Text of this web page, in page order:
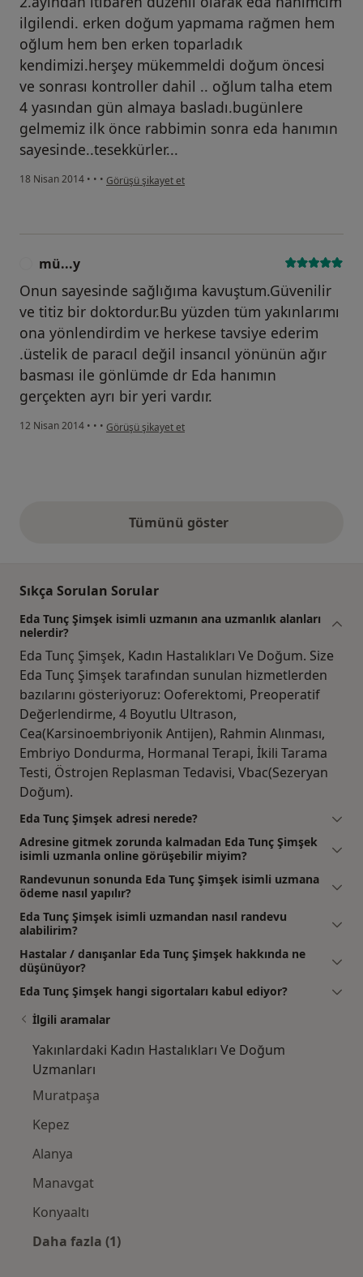
ilgilendi. erken doğum yapmama rağmen hem
oğlum hem ben erken toparladık
kendimizi.herşey mükemmeldi doğum öncesi
ve sonrası kontroller dahil .. oğlum talha etem
4 yasından gün almaya basladı.bugünlere
gelmemiz ilk önce rabbimin sonra eda hanımın
sayesinde..tesekkürler...
18 Nisan 2014 • • • kullanıcının görüşüne göre ha...r
Görüşü şikayet et
mü...y
Onun sayesinde sağlığıma kavuştum.Güvenilir
ve titiz bir doktordur.Bu yüzden tüm yakınlarımı
ona yönlendirdim ve herkese tavsiye ederim
.üstelik de paracıl değil insancıl yönünün ağır
basması ile gönlümde dr Eda hanımın
gerçekten ayrı bir yeri vardır.
12 Nisan 2014 • • • kullanıcının görüşüne göre mü...y
Görüşü şikayet et
Tümünü gösteryukarıdaki görüşler
Sıkça Sorulan Sorular
Eda Tunç Şimşek isimli uzmanın ana uzmanlık alanları
nelerdir?
Eda Tunç Şimşek, Kadın Hastalıkları Ve Doğum. Size
Eda Tunç Şimşek tarafından sunulan hizmetlerden
bazılarını gösteriyoruz: Ooferektomi, Preoperatif
Değerlendirme, 4 Boyutlu Ultrason,
Cea(Karsinoembriyonik Antijen), Rahmin Alınması,
Embriyo Dondurma, Hormanal Terapi, İkili Tarama
Testi, Östrojen Replasman Tedavisi, Vbac(Sezeryan
Doğum).
Eda Tunç Şimşek adresi nerede?
Adresine gitmek zorunda kalmadan Eda Tunç Şimşek
isimli uzmanla online görüşebilir miyim?
Randevunun sonunda Eda Tunç Şimşek isimli uzmana
ödeme nasıl yapılır?
Eda Tunç Şimşek isimli uzmandan nasıl randevu
alabilirim?
Hastalar / danışanlar Eda Tunç Şimşek hakkında ne
düşünüyor?
Eda Tunç Şimşek hangi sigortaları kabul ediyor?
İlgili aramalar
Yakınlardaki Kadın Hastalıkları Ve Doğum
Uzmanları
Muratpaşa
Kepez
Alanya
Manavgat
Konyaaltı
Daha fazla (1)